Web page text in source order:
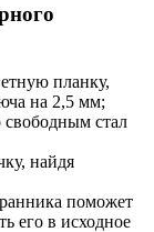
планку,
на 2,5 мм;
свободным стал
найдя
поможет
его в исходное